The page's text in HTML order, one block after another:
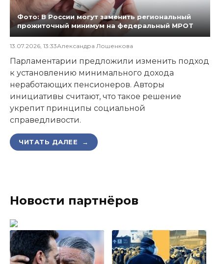
Фото: В России могут заменить региональный
прожиточный минимум на федеральный МРОТ
13.07.2026, 13:33Александра Лошенкова
Парламентарии предложили изменить подход
к установлению минимального дохода
неработающих пенсионеров. Авторы
инициативы считают, что такое решение
укрепит принципы социальной
справедливости.
ЧИТАТЬ ДАЛЕЕ →
Новости партнёров